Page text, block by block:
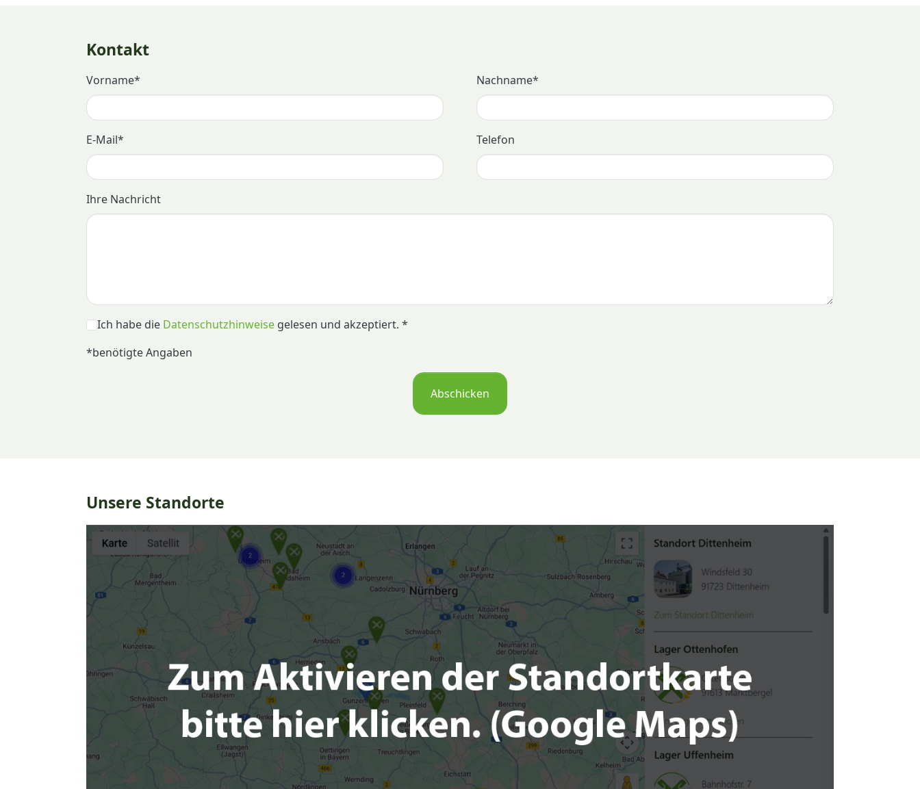
Kontakt
Vorname* Nachname*
E-Mail* Telefon
Ihre Nachricht
Ich habe die Datenschutzhinweise gelesen und akzeptiert. *
*benötigte Angaben
Unsere Standorte